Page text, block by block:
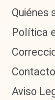
Quiénes
Política
Contacto
Aviso